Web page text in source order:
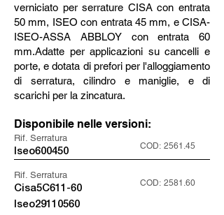
verniciato per serrature CISA con entrata
50 mm, ISEO con entrata 45 mm, e CISA-
ISEO-ASSA ABBLOY con entrata 60
mm.Adatte per applicazioni su cancelli e
porte, e dotata di prefori per l'alloggiamento
di serratura, cilindro e maniglie, e di
scarichi per la zincatura.
Disponibile nelle versioni:
Rif. Serratura
Iseo600450
COD: 2561.45
Rif. Serratura
Cisa5C611-60
Iseo29110560
COD: 2581.60